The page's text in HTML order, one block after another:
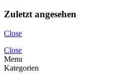
Zuletzt angesehen
Close
Close
Menu
Kategorien